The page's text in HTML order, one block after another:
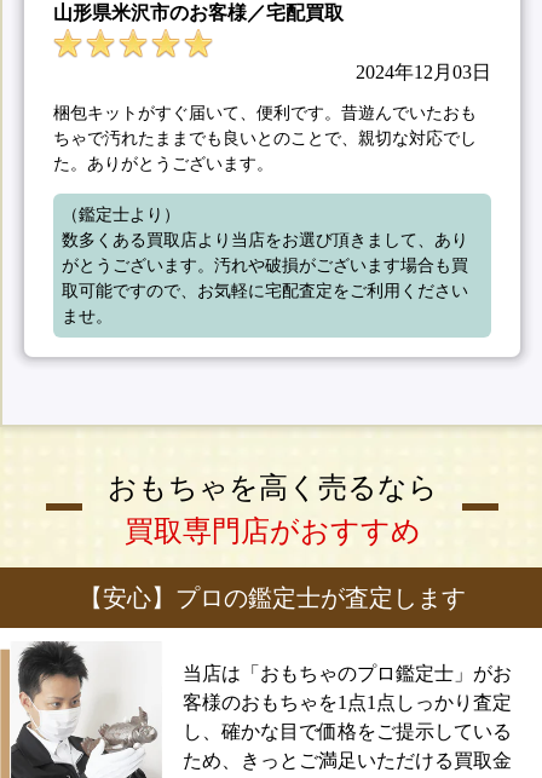
山形県米沢市のお客様／宅配買取
2024年12月03日
梱包キットがすぐ届いて、便利です。昔遊んでいたおも
ちゃで汚れたままでも良いとのことで、親切な対応でし
た。ありがとうございます。
（鑑定士より）
数多くある買取店より当店をお選び頂きまして、あり
がとうございます。汚れや破損がございます場合も買
取可能ですので、お気軽に宅配査定をご利用ください
ませ。
おもちゃを高く売るなら
買取専門店がおすすめ
【安心】プロの鑑定士が査定します
当店は「おもちゃのプロ鑑定士」がお
客様のおもちゃを1点1点しっかり査定
し、確かな目で価格をご提示している
ため、きっとご満足いただける買取金